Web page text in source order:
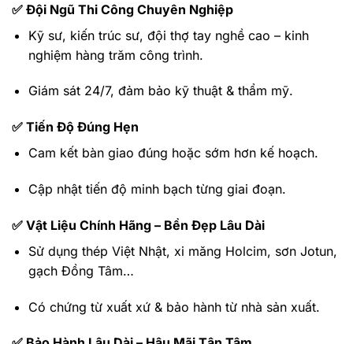
✅ Đội Ngũ Thi Công Chuyên Nghiệp
Kỹ sư, kiến trúc sư, đội thợ tay nghề cao – kinh
nghiệm hàng trăm công trình.
Giám sát 24/7, đảm bảo kỹ thuật & thẩm mỹ.
✅ Tiến Độ Đúng Hẹn
Cam kết bàn giao đúng hoặc sớm hơn kế hoạch.
Cập nhật tiến độ minh bạch từng giai đoạn.
✅ Vật Liệu Chính Hãng – Bền Đẹp Lâu Dài
Sử dụng thép Việt Nhật, xi măng Holcim, sơn Jotun,
gạch Đồng Tâm…
Có chứng từ xuất xứ & bảo hành từ nhà sản xuất.